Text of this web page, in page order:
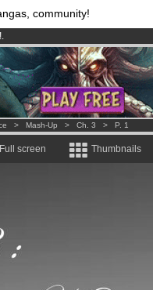
community!
!.
comics & mangas!.
per month !Get membership
> Mash-Up > Ch. 3 > P. 1
Full screen Thumbnails